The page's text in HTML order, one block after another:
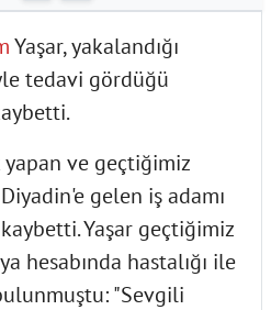
Yaşar, yakalandığı
tedavi gördüğü
ve geçtiğimiz
gelen iş adamı
kaybetti. Yaşar geçtiğimiz
hesabında hastalığı ile
"Sevgili